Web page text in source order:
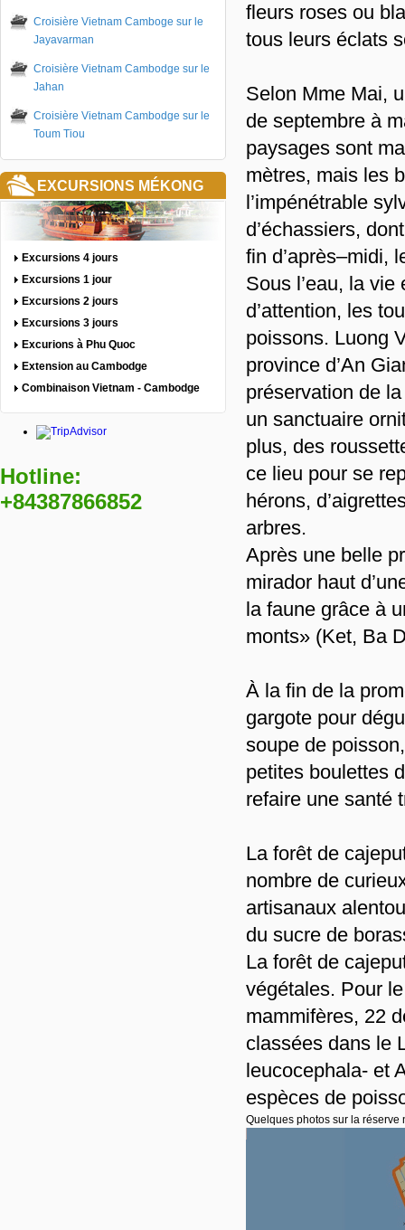
Croisière Vietnam Camboge sur le
Jayavarman
Croisière Vietnam Cambodge sur le
Jahan
Croisière Vietnam Cambodge sur le
Toum Tiou
EXCURSIONS MÉKONG
Excursions 4 jours
Excursions 1 jour
Excursions 2 jours
Excursions 3 jours
Excurions à Phu Quoc
Extension au Cambodge
Combinaison Vietnam - Cambodge
Hotline:
+84387866852
fleurs roses ou
tous leurs éclats
Selon Mme Mai,
de septembre à
paysages sont
mètres, mais les
l’impénétrable
d’échassiers,
fin d’après–midi,
Sous l’eau, la
d’attention, les
poissons. Luong
province d’An
préservation de
un sanctuaire
plus, des
ce lieu pour se
hérons,
arbres.
Après une belle
mirador haut
la faune grâce à
monts» (Ket, Ba
À la fin de la
gargote pour
soupe de
petites boulettes
refaire une santé
La forêt de
nombre de
artisanaux
du sucre de
La forêt de
végétales. Pour
mammifères, 22
classées dans le
leucocephala- et
espèces de
Quelques photos sur la